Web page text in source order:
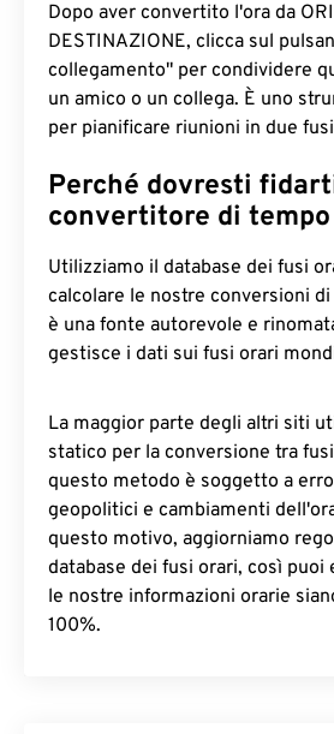
Dopo aver convertito l'ora da
DESTINAZIONE, clicca sul
collegamento" per condividere
un amico o un collega. È uno
per pianificare riunioni in due
Perché dovresti
convertitore di
Utilizziamo il database dei fusi
calcolare le nostre conversioni
è una fonte autorevole e
gestisce i dati sui fusi orari
La maggior parte degli altri siti
statico per la conversione tra
questo metodo è soggetto a
geopolitici e cambiamenti
questo motivo, aggiorniamo
database dei fusi orari, così puoi
le nostre informazioni orarie
100%.